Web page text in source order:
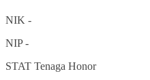
NIK -
NIP-
STAT Tenaga Honor